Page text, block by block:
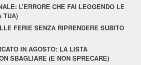
L’ERRORE CHE FAI LEGGENDO LE
TUA)
FERIE SENZA RIPRENDERE SUBITO
IN AGOSTO: LA LISTA
SBAGLIARE (E NON SPRECARE)